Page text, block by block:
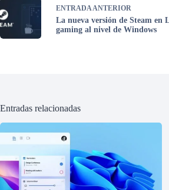
ENTRADA ANTERIOR
La nueva versión de Steam en
gaming al nivel de Windows
Entradas relacionadas